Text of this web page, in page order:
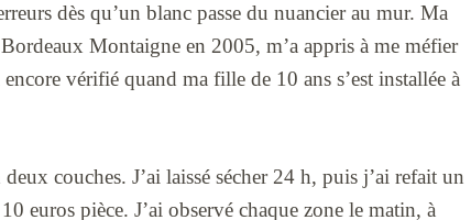
dès qu’un blanc passe du nuancier au mur. Ma
Montaigne en 2005, m’a appris à me méfier
vérifié quand ma fille de 10 ans s’est installée à
couches. J’ai laissé sécher 24 h, puis j’ai refait un
euros pièce. J’ai observé chaque zone le matin, à